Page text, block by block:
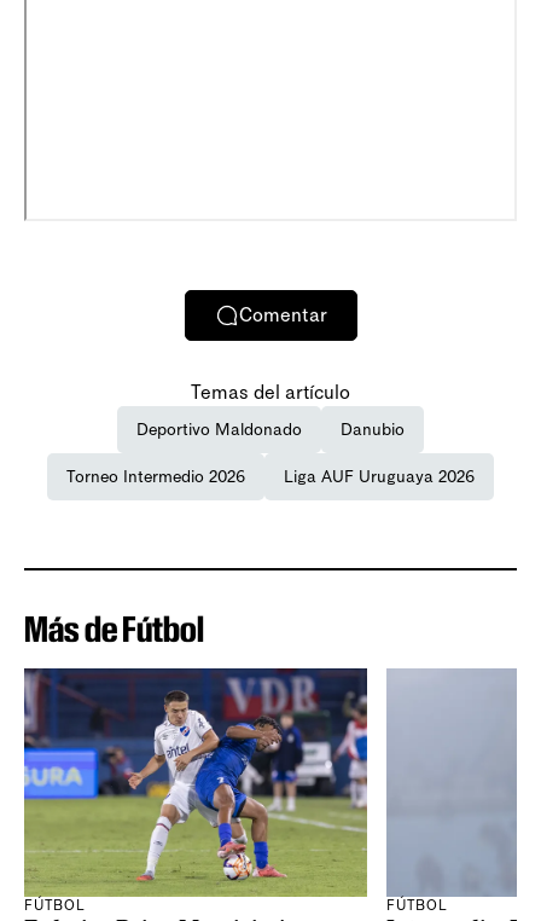
Comentar
Temas del artículo
Deportivo Maldonado Danubio
Torneo Intermedio 2026 Liga AUF Uruguaya 2026
Más de Fútbol
FÚTBOL FÚTBOL